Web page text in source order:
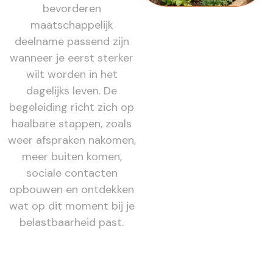
bevorderen
maatschappelijk
deelname passend zijn
wanneer je eerst sterker
wilt worden in het
dagelijks leven. De
begeleiding richt zich op
haalbare stappen, zoals
weer afspraken nakomen,
meer buiten komen,
sociale contacten
opbouwen en ontdekken
wat op dit moment bij je
belastbaarheid past.